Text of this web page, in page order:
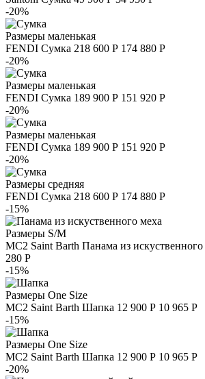
-20%
Размеры маленькая
FENDI Сумка 218 600 Р 174 880 Р
-20%
Размеры маленькая
FENDI Сумка 189 900 Р 151 920 Р
-20%
Размеры маленькая
FENDI Сумка 189 900 Р 151 920 Р
-20%
Размеры средняя
FENDI Сумка 218 600 Р 174 880 Р
-15%
Размеры S/M
MC2 Saint Barth Панама из искуственного
280 Р
-15%
Размеры One Size
MC2 Saint Barth Шапка 12 900 Р 10 965 Р
-15%
Размеры One Size
MC2 Saint Barth Шапка 12 900 Р 10 965 Р
-20%